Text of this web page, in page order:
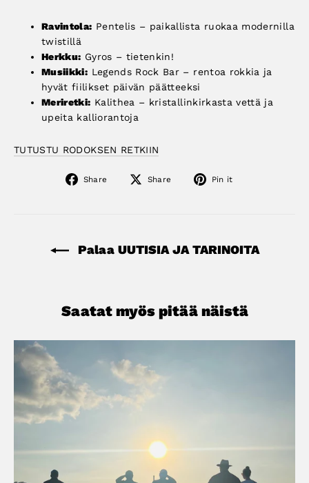
Ravintola: Pentelis – paikallista ruokaa modernilla
twistillä
Herkku: Gyros – tietenkin!
Musiikki: Legends Rock Bar – rentoa rokkia ja
hyvät fiilikset päivän päätteeksi
Meriretki: Kalithea – kristallinkirkasta vettä ja
upeita kalliorantoja
TUTUSTU RODOKSEN RETKIIN
Share
Share
Share
Share
Pin it
Palaa UUTISIA JA TARINOITA
Saatat myös pitää näistä